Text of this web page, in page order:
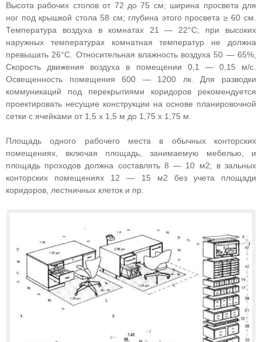
Высота рабочих столов от 72 до 75 см; ширина просвета для
ног под крышкой стола 58 см; глубина этого просвета ≥ 60 см.
Температура воздуха в комнатах 21 — 22°С; при высоких
наружных температурах комнатная температур не должна
превышать 26°С. Относительная влажность воздуха 50 — 65%,
Скорость движения воздуха в помещении 0,1 — 0,15 м/с.
Освещенность помещения 600 — 1200 лк. Для разводки
коммуникаций под перекрытиями коридоров рекомендуется
проектировать несущие конструкции на основе планировочной
сетки с ячейками от 1,5 х 1,5 м до 1,75 х 1,75 м.
Площадь одного рабочего места в обычных конторских
помещениях, включая площадь, занимаемую мебелью, и
площадь проходов должна составлять 8 — 10 м2; в зальных
конторских помещениях 12 — 15 м2 без учета площади
коридоров, лестничных клеток и пр.